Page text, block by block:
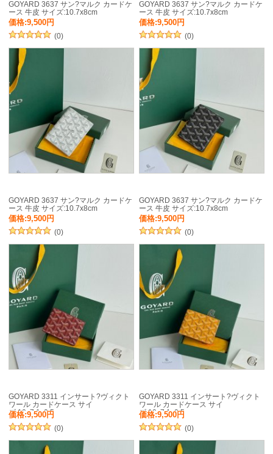
GOYARD 3637 サン?マルク カードケ
ース 牛皮 サイズ:10.7x8cm
価格:9,500円
(0)
GOYARD 3637 サン?マルク カードケ
ース 牛皮 サイズ:10.7x8cm
価格:9,500円
(0)
GOYARD 3637 サン?マルク カードケ
ース 牛皮 サイズ:10.7x8cm
価格:9,500円
(0)
GOYARD 3637 サン?マルク カードケ
ース 牛皮 サイズ:10.7x8cm
価格:9,500円
(0)
GOYARD 3311 インサート?ヴィクト
ワール カードケース サイ
ズ:10x7.1x0.5cm
価格:9,500円
(0)
GOYARD 3311 インサート?ヴィクト
ワール カードケース サイ
ズ:10x7.1x0.5cm
価格:9,500円
(0)